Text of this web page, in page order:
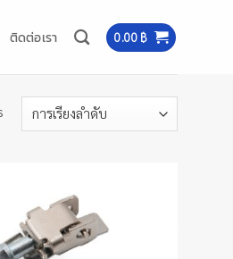
ติดต่อเรา 0.00 ฿